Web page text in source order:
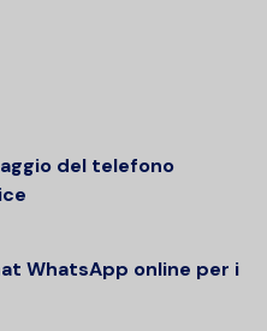
del telefono
WhatsApp online per i